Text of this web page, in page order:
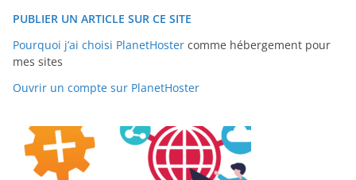
PUBLIER UN ARTICLE SUR CE SITE
Pourquoi j’ai choisi PlanetHoster comme hébergement pour
mes sites
Ouvrir un compte sur PlanetHoster